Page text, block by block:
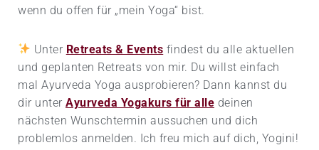
wenn du offen für „mein Yoga“ bist.
​ Unter Retreats & Events findest du alle aktuellen
und geplanten Retreats von mir. Du willst einfach
mal Ayurveda Yoga ausprobieren? Dann kannst du
dir unter Ayurveda Yogakurs für alle deinen
nächsten Wunschtermin aussuchen und dich
problemlos anmelden. Ich freu mich auf dich, Yogini!